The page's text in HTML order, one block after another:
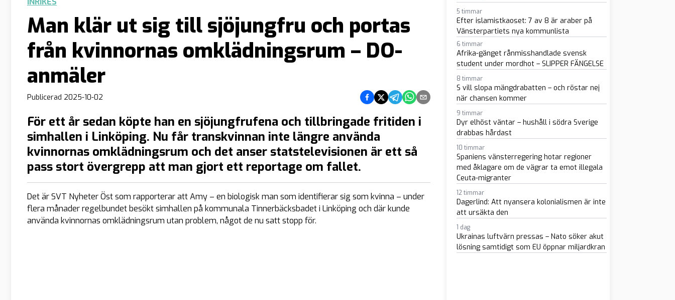
Man klär ut sig till sjöjungfru och portas
från kvinnornas omklädningsrum – DO-
anmäler
Publicerad 2025-10-02 Dela på Facebook
Dela på Twitter
Dela på Telegram
Dela på Whatsapp
Dela via e-post
För ett år sedan köpte han en sjöjungfrufena och tillbringade fritiden i
simhallen i Linköping. Nu får transkvinnan inte längre använda
kvinnornas omklädningsrum och det anser statstelevisionen är ett så
pass stort övergrepp att man gjort ett reportage om fallet.
Det är SVT Nyheter Öst som rapporterar att Amy – en biologisk man som identifierar sig som kvinna – under
flera månader regelbundet besökt simhallen på kommunala Tinnerbäcksbadet i Linköping och där kunde
använda kvinnornas omklädningsrum utan problem, något de nu satt stopp för.
5 timmar
Efter islamistkaoset: 7 av 8 är araber på
Vänsterpartiets nya kommunlista
6 timmar
Afrika-gänget rånmisshandlade svensk
student under mordhot – SLIPPER FÄNGELSE
8 timmar
S vill slopa mängdrabatten – och röstar nej
när chansen kommer
9 timmar
Dyr elhöst väntar – hushåll i södra Sverige
drabbas hårdast
10 timmar
Spaniens vänsterregering hotar regioner
med åklagare om de vägrar ta emot illegala
Ceuta-migranter
12 timmar
Dagerlind: Att nyansera kolonialismen är inte
att ursäkta den
1 dag
Ukrainas luftvärn pressas – Nato söker akut
lösning samtidigt som EU öppnar miljardkran